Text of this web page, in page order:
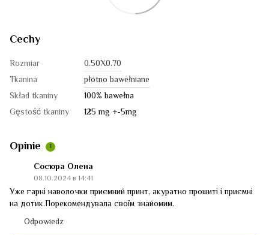
Cechy
Rozmiar
0.50Х0.70
Tkanina
płótno bawełniane
Skład tkaniny
100% bawełna
Gęstość tkaniny
125 mg +-5mg
Opinie 1
Сосюра Олена
08.10.2024 в 14:41
Уже гарні наволочки приємний принт, акуратно прошиті і приємні
на дотик.Порекомендувала своїм знайомим.
Odpowiedz